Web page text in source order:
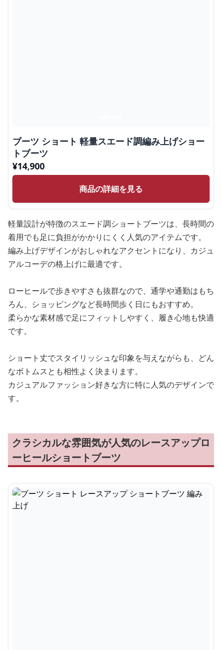
ブーツ ショート 軽量スエード調編み上げショー
トブーツ
¥14,900
商品の詳細を見る
軽量設計が特徴のスエード調ショートブーツは、長時間の
着用でも足に負担がかかりにくく人気のアイテムです。
編み上げデザインがおしゃれなアクセントになり、カジュ
アルコーデの格上げに最適です。
ローヒールで歩きやすさも抜群なので、通学や通勤はもち
ろん、ショッピングなど長時間歩く日にもおすすめ。
柔らかな素材感で足にフィットしやすく、履き心地も快適
です。
ショート丈でスタイリッシュな印象を与えながらも、どん
なボトムスとも相性よく決まります。
カジュアルファッション好きな方に特に人気のデザインで
す。
クラシカルな雰囲気が人気のレースアップロ
ーヒールショートブーツ